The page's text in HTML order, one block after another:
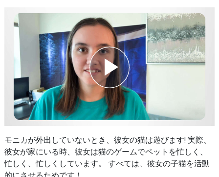
モニカが外出していないとき、彼女の猫は遊びます! 実際、
彼女が家にいる時、彼女は猫のゲームでペットを忙しく、
忙しく、忙しくしています。 すべては、彼女の子猫を活動